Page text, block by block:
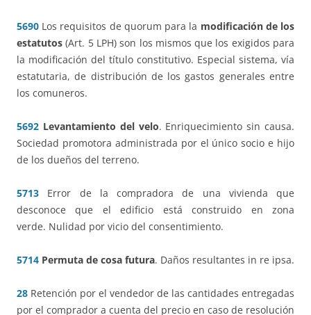
5690 Los requisitos de quorum para la modificación de los
estatutos (Art. 5 LPH) son los mismos que los exigidos para
la modificación del título constitutivo. Especial sistema, vía
estatutaria, de distribución de los gastos generales entre
los comuneros.
5692 Levantamiento del velo. Enriquecimiento sin causa.
Sociedad promotora administrada por el único socio e hijo
de los dueños del terreno.
5713
Error de la compradora de una vivienda que
desconoce que el edificio está construido en zona
verde. Nulidad por vicio del consentimiento.
5714 Permuta de cosa futura. Daños resultantes in re ipsa.
28 Retención por el vendedor de las cantidades entregadas
por el comprador a cuenta del precio en caso de resolución